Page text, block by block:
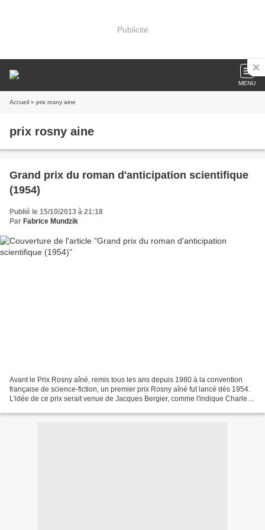
Publicité
MENU
Accueil » prix rosny aine
prix rosny aine
Grand prix du roman d'anticipation scientifique
(1954)
Publié le 15/10/2013 à 21:18
Par Fabrice Mundzik
Avant le Prix Rosny aîné, remis tous les ans depuis 1980 à la convention
française de science-fiction, un premier prix Rosny aîné fut lancé dès 1954.
L'idée de ce prix serait venue de Jacques Bergier, comme l'indique Charles